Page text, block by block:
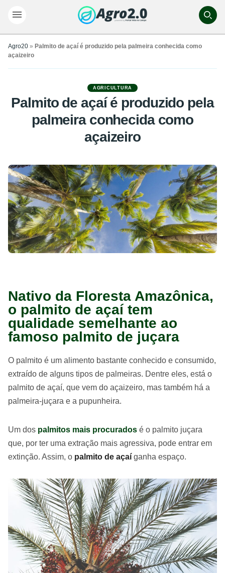
Agro20 » Palmito de açaí é produzido pela palmeira conhecida como
açaizeiro
AGRICULTURA
Palmito de açaí é produzido pela
palmeira conhecida como
açaizeiro
Nativo da Floresta Amazônica,
o palmito de açaí tem
qualidade semelhante ao
famoso palmito de juçara
O palmito é um alimento bastante conhecido e consumido,
extraído de alguns tipos de palmeiras. Dentre eles, está o
palmito de açaí, que vem do açaizeiro, mas também há a
palmeira-juçara e a pupunheira.
Um dos palmitos mais procurados é o palmito juçara
que, por ter uma extração mais agressiva, pode entrar em
extinção. Assim, o palmito de açaí ganha espaço.